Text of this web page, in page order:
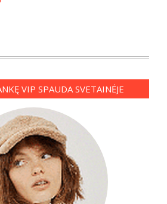
VIP SPAUDA SVETAINĖJE